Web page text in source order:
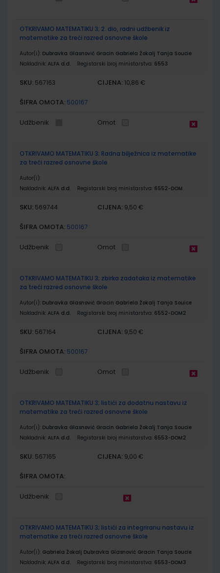
OTKRIVAMO MATEMATIKU 3; 2. dio, radni udžbenik iz
matematike za treći razred osnovne škole
Autor(i): Dubravka Glasnović Gracin Gabriela Žokalj Tanja Soucie
Nakladnik: ALFA d.d. Registarski broj ministarstva: 6553
SKU: 567163 CIJENA: 10,86 €
ŠIFRA OMOTA: 500167
Udžbenik Omot
OTKRIVAMO MATEMATIKU 3; Radna bilježnica iz matematike
za treći razred osnovne škole
Autor(i):
Nakladnik: ALFA d.d. Registarski broj ministarstva: 6552-DOM
SKU: 569744 CIJENA: 9,50 €
ŠIFRA OMOTA: 500167
Udžbenik Omot
OTKRIVAMO MATEMATIKU 3; zbirka zadataka iz matematike
za treći razred osnovne škole
Autor(i): Dubravka Glasnović Gracin Gabriela Žokalj Tanja Souice
Nakladnik: ALFA d.d. Registarski broj ministarstva: 6552-DOM2
SKU: 567164 CIJENA: 9,50 €
ŠIFRA OMOTA: 500167
Udžbenik Omot
OTKRIVAMO MATEMATIKU 3; listići za dodatnu nastavu iz
matematike za treći razred osnovne škole
Autor(i): Dubravka Glasnović Gracin Gabriela Žokalj Tanja Soucie
Nakladnik: ALFA d.d. Registarski broj ministarstva: 6553-DOM2
SKU: 567165 CIJENA: 9,00 €
ŠIFRA OMOTA:
Udžbenik
OTKRIVAMO MATEMATIKU 3; listići za integriranu nastavu iz
matematike za treći razred osnovne škole
Autor(i): Gabriela Žokalj Dubravka Glasnović Gracin Tanja Soucie
Nakladnik: ALFA d.d. Registarski broj ministarstva: 6553-DOM3